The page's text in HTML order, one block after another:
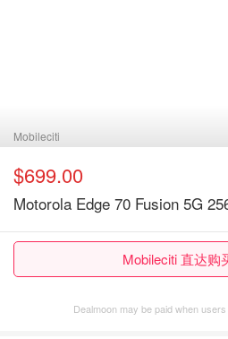
Mobileciti
$699.00
Motorola Edge 70 Fusion 5G
Mobileciti 直达
Dealmoon may be paid when